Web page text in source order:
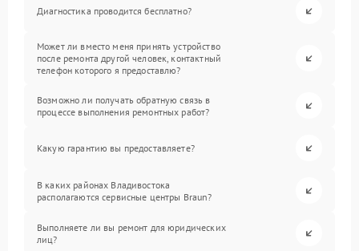
Диагностика проводится бесплатно?
Может ли вместо меня принять устройство
после ремонта другой человек, контактный
телефон которого я предоставлю?
Возможно ли получать обратную связь в
процессе выполнения ремонтных работ?
Какую гарантию вы предоставляете?
В каких районах Владивостока
располагаются сервисные центры Braun?
Выполняете ли вы ремонт для юридических
лиц?